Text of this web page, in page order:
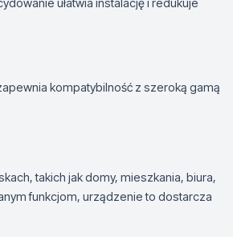
ułatwia instalację i redukuje
kompatybilność z szeroką gamą
takich jak domy, mieszkania, biura,
funkcjom, urządzenie to dostarcza